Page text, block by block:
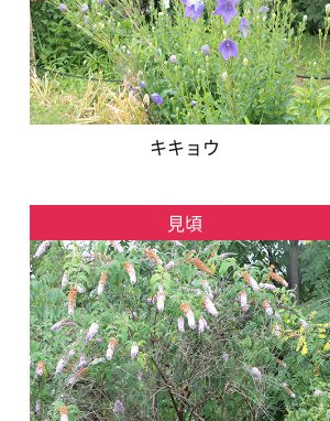
キキョウ
見頃